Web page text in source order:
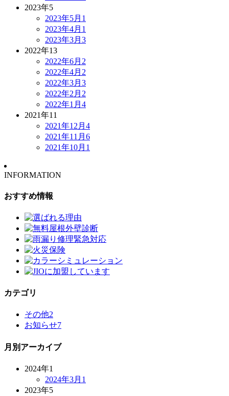
2023年5
2023年5月 1
2023年4月 1
2023年3月 3
2022年13
2022年6月 2
2022年4月 2
2022年3月 3
2022年2月 2
2022年1月 4
2021年11
2021年12月 4
2021年11月 6
2021年10月 1
INFORMATION
おすすめ情報
カテゴリ
その他2
お知らせ7
月別アーカイブ
2024年1
2024年3月 1
2023年5